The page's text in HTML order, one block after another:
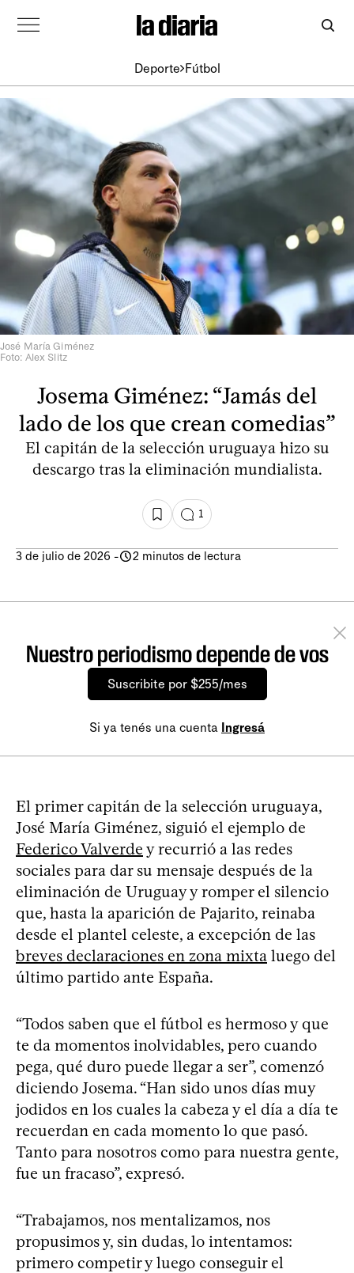
Deporte Fútbol
José María Giménez
Foto: Alex Slitz
Josema Giménez: “Jamás del
lado de los que crean comedias”
El capitán de la selección uruguaya hizo su
descargo tras la eliminación mundialista.
1
3 de julio de 2026 - 2 minutos de lectura
Nuestro periodismo depende de vos
Suscribite por $255/mes
Si ya tenés una cuenta Ingresá
El primer capitán de la selección uruguaya,
José María Giménez, siguió el ejemplo de
Federico Valverde y recurrió a las redes
sociales para dar su mensaje después de la
eliminación de Uruguay y romper el silencio
que, hasta la aparición de Pajarito, reinaba
desde el plantel celeste, a excepción de las
breves declaraciones en zona mixta luego del
último partido ante España.
“Todos saben que el fútbol es hermoso y que
te da momentos inolvidables, pero cuando
pega, qué duro puede llegar a ser”, comenzó
diciendo Josema. “Han sido unos días muy
jodidos en los cuales la cabeza y el día a día te
recuerdan en cada momento lo que pasó.
Tanto para nosotros como para nuestra gente,
fue un fracaso”, expresó.
“Trabajamos, nos mentalizamos, nos
propusimos y, sin dudas, lo intentamos:
primero competir y luego conseguir el